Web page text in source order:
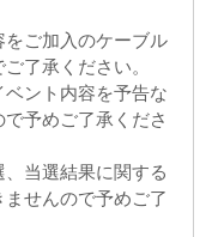
ご加入のケーブル
了承ください。
ント内容を予告な
予めご了承くださ
当選結果に関する
せんので予めご了